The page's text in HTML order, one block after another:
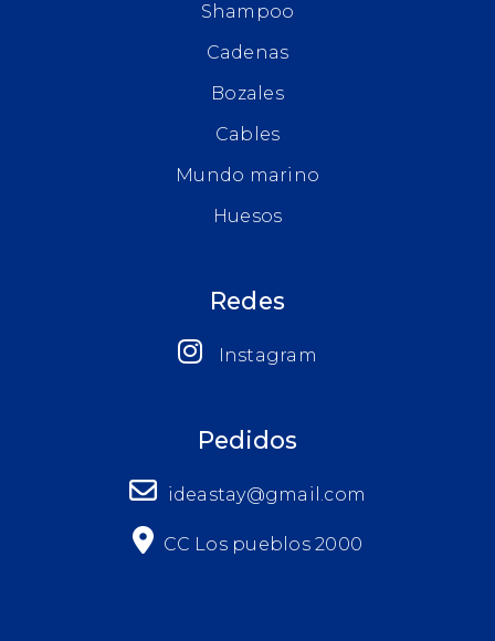
Shampoo
Cadenas
Bozales
Cables
Mundo marino
Huesos
Redes
Instagram
Pedidos
ideastay@gmail.com
CC Los pueblos 2000